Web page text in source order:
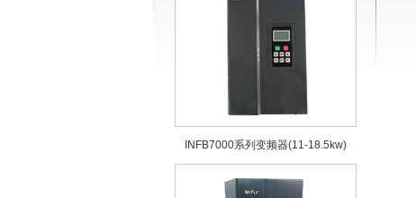
INFB7000系列变频器(11-18.5kw)